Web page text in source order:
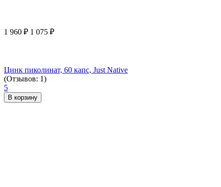
1 960 ₽ 1 075 ₽
Цинк пиколинат, 60 капс, Just Native
(Отзывов: 1)
5
В корзину